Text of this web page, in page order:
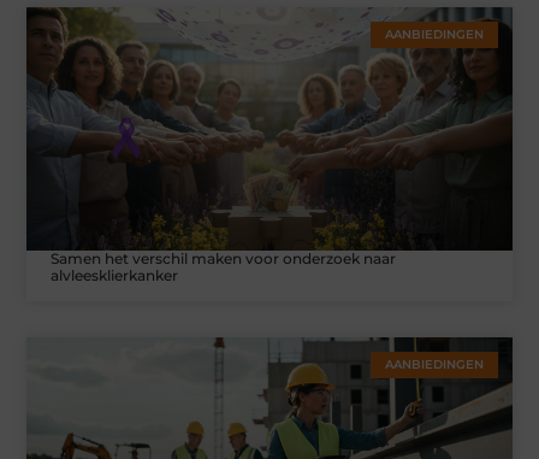
AANBIEDINGEN
Samen het verschil maken voor onderzoek naar
alvleesklierkanker
AANBIEDINGEN